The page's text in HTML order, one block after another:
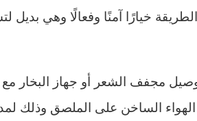
خيارًا آمنًا وفعالًا وهي
مجفف الشعر أو جهاز
الساخن على الملصق وذلك لمدة 30 ثانية حتى 2